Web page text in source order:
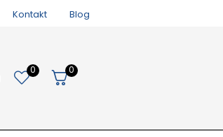
Kontakt Blog
0 0